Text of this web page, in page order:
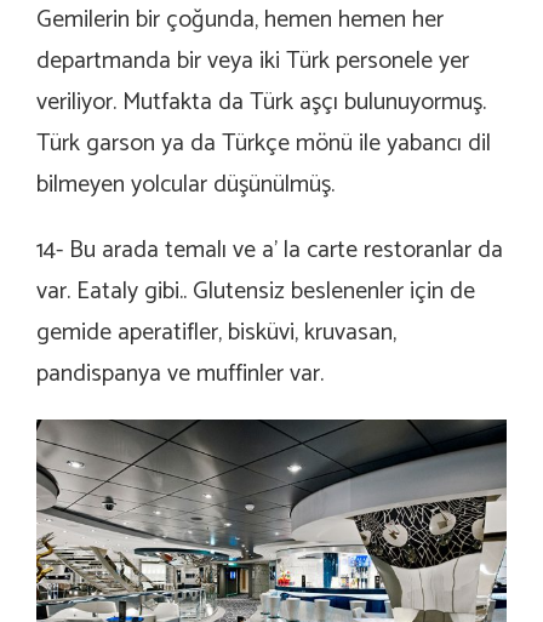
Gemilerin bir çoğunda, hemen hemen her
departmanda bir veya iki Türk personele yer
veriliyor. Mutfakta da Türk aşçı bulunuyormuş.
Türk garson ya da Türkçe mönü ile yabancı dil
bilmeyen yolcular düşünülmüş.
14- Bu arada temalı ve a’ la carte restoranlar da
var. Eataly gibi.. Glutensiz beslenenler için de
gemide aperatifler, bisküvi, kruvasan,
pandispanya ve muffinler var.